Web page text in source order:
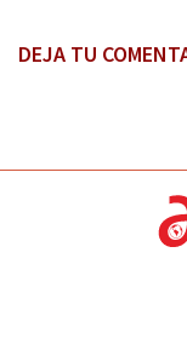
DEJA TU